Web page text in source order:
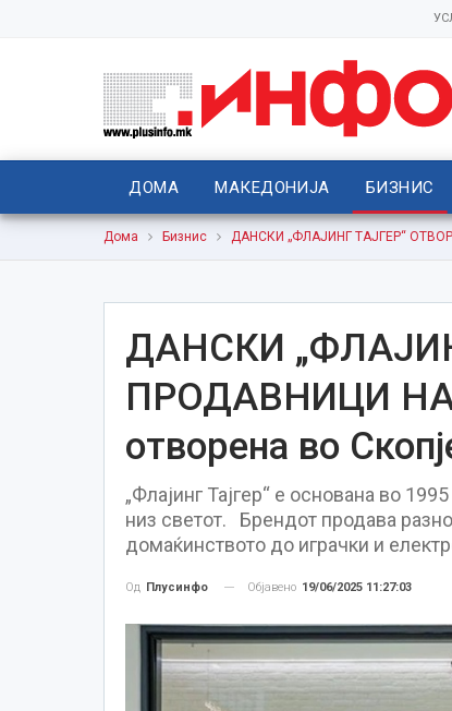
ДОМА МАКЕДОНИЈА БИЗНИС
Дома Бизнис ДАНСКИ „ФЛАЈИНГ ТАЈГЕР“
ДАНСКИ
ПРОДАВНИЦИ НА
отворена во
„Флајинг Тајгер“ е основана во
низ светот. Брендот продава
домаќинството до играчки и
Од Плусинфо Објавено 19/06/2025 11:27:03